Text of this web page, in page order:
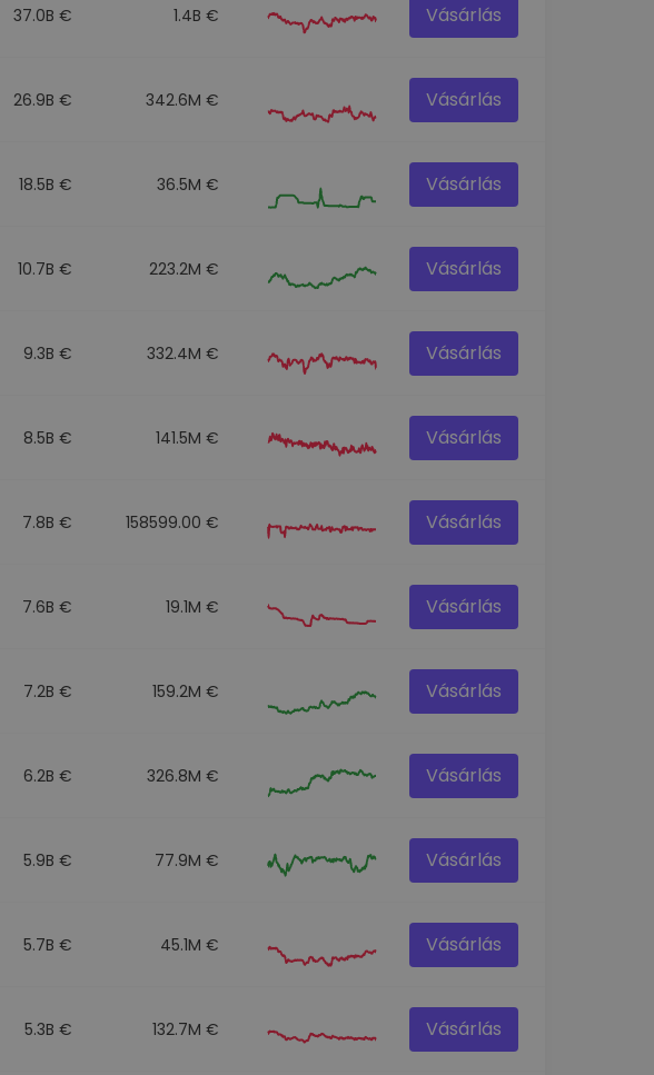
37.0B € 1.4B € Vásárlás
26.9B € 342.6M € Vásárlás
18.5B € 36.5M € Vásárlás
10.7B € 223.2M € Vásárlás
9.3B € 332.4M € Vásárlás
8.5B € 141.5M € Vásárlás
7.8B € 158599.00 € Vásárlás
7.6B € 19.1M € Vásárlás
7.2B € 159.2M € Vásárlás
6.2B € 326.8M € Vásárlás
5.9B € 77.9M € Vásárlás
5.7B € 45.1M € Vásárlás
5.3B € 132.7M € Vásárlás